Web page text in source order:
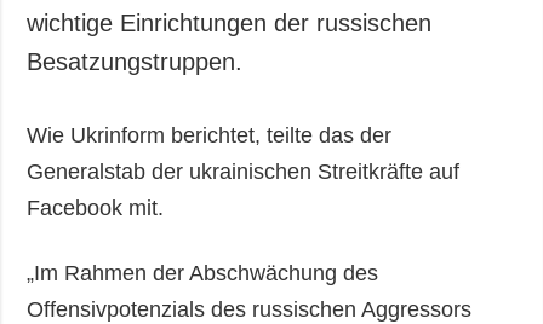
wichtige Einrichtungen der russischen
Besatzungstruppen.
Wie Ukrinform berichtet, teilte das der
Generalstab der ukrainischen Streitkräfte auf
Facebook mit.
„Im Rahmen der Abschwächung des
Offensivpotenzials des russischen Aggressors